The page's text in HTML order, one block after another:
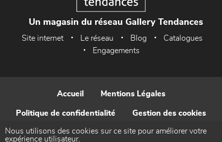
Un magasin du réseau Gallery Tendances
Site internet Le réseau Blog
Catalogues
Engagements
Accueil Mentions Légales
Politique de confidentialité Gestion des cookies
Contact
Nous utilisons des cookies sur ce site pour améliorer votre
expérience utilisateur.